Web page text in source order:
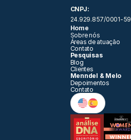
CNPJ:
24.929.857/0001-59
Home
Sobre nós
Áreas de atuação
Contato
Pesquisas
Blog
Clientes
Menndel & Melo
Depoimentos
Contato